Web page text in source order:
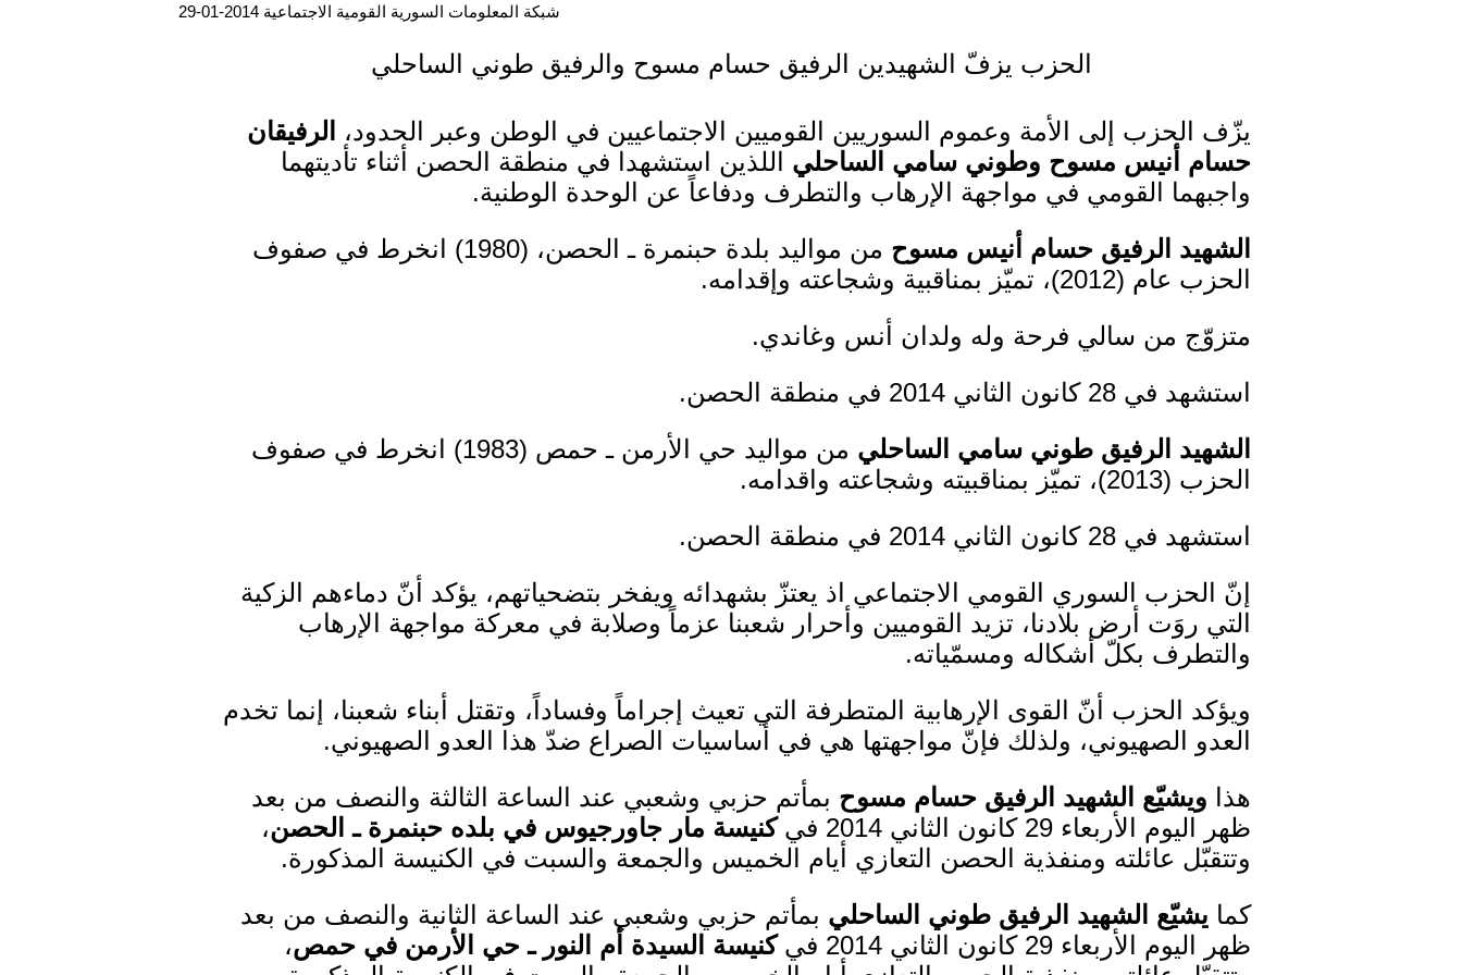
شبكة المعلومات السورية القومية الاجتماعية 2014-01-29
الحزب يزفّ الشهيدين الرفيق حسام مسوح والرفيق طوني الساحلي
يزّف الحزب إلى الأمة وعموم السوريين القوميين الاجتماعيين في الوطن وعبر الحدود،
الرفيقان
حسام أنيس مسوح وطوني سامي الساحلي اللذين استشهدا في منطقة الحصن أثناء تأديتهما
واجبهما القومي في مواجهة الإرهاب والتطرف ودفاعاً عن الوحدة الوطنية.
الشهيد الرفيق حسام أنيس مسوح
من مواليد بلدة حبنمرة ـ الحصن، (1980) انخرط في صفوف
الحزب عام (2012)، تميّز بمناقبية وشجاعته وإقدامه.
متزوّج من سالي فرحة وله ولدان أنس وغاندي.
استشهد في 28 كانون الثاني 2014 في منطقة الحصن.
الشهيد الرفيق طوني سامي الساحلي
من مواليد حي الأرمن ـ حمص (1983) انخرط في صفوف
الحزب (2013)، تميّز بمناقبيته وشجاعته واقدامه.
استشهد في 28 كانون الثاني 2014 في منطقة الحصن.
إنّ الحزب السوري القومي الاجتماعي اذ يعتزّ بشهدائه ويفخر بتضحياتهم، يؤكد أنّ دماءهم الزكية
التي روَت أرض بلادنا، تزيد القوميين وأحرار شعبنا عزماً وصلابة في معركة مواجهة الإرهاب
والتطرف بكلّ أشكاله ومسمّياته.
ويؤكد الحزب أنّ القوى الإرهابية المتطرفة التي تعيث إجراماً وفساداً، وتقتل أبناء شعبنا، إنما تخدم
العدو الصهيوني، ولذلك فإنّ مواجهتها هي في أساسيات الصراع ضدّ هذا العدو الصهيوني.
هذا ويشيّع الشهيد الرفيق حسام مسوح بمأتم حزبي وشعبي عند الساعة الثالثة والنصف من بعد
ظهر اليوم الأربعاء 29 كانون الثاني 2014 في
كنيسة مار جاورجيوس في بلده حبنمرة ـ الحصن،
وتتقبّل عائلته ومنفذية الحصن التعازي أيام الخميس والجمعة والسبت في الكنيسة المذكورة.
كما يشيّع الشهيد الرفيق طوني الساحلي بمأتم حزبي وشعبي عند الساعة الثانية والنصف من بعد
ظهر اليوم الأربعاء 29 كانون الثاني 2014 في
كنيسة السيدة أم النور ـ حي الأرمن في حمص،